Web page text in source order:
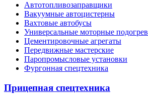
Автотопливозаправщики
Вакуумные автоцистерны
Вахтовые автобусы
Универсальные моторные
Цементировочные агрегаты
Передвижные мастерские
Паропромысловые установки
Фургонная спецтехника
Прицепная спецтехника